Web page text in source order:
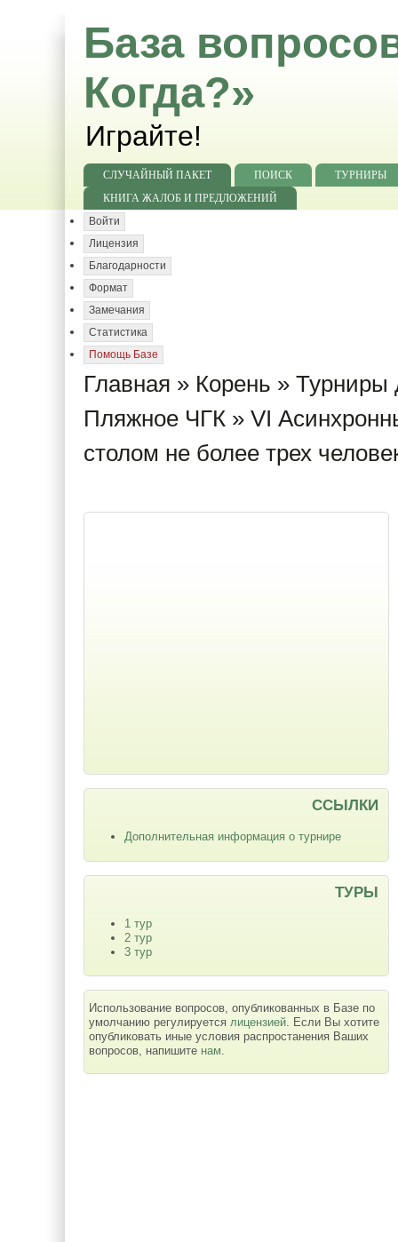
База
Когда?»
Играйте!
СЛУЧАЙНЫЙ ПАКЕТ ПОИСК
ТУРНИРЫ
КНИГА ЖАЛОБ И ПРЕДЛОЖЕНИЙ
Войти
Лицензия
Благодарности
Формат
Замечания
Статистика
Помощь Базе
Главная » Корень » Турниры
Пляжное ЧГК » VI
столом не более трех
ССЫЛКИ
Дополнительная информация о турнире
ТУРЫ
1 тур
2 тур
3 тур
Использование вопросов, опубликованных в Базе по
умолчанию регулируется лицензией . Если Вы хотите
опубликовать иные условия распростанения Ваших
вопросов, напишите нам